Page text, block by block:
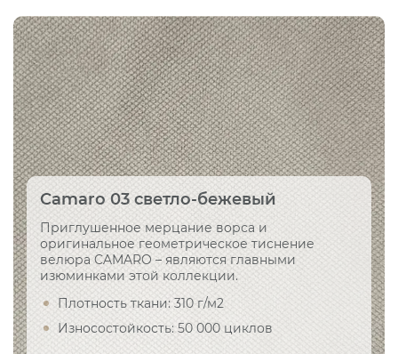
Camaro 03 светло-бежевый
Приглушенное мерцание ворса и
оригинальное геометрическое тиснение
велюра CAMARO – являются главными
изюминками этой коллекции.
Плотность ткани: 310 г/м2
Износостойкость: 50 000 циклов